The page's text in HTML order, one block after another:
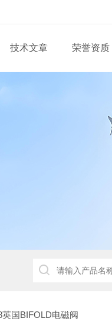
技术文章 荣誉资质
国BIFOLD电磁阀